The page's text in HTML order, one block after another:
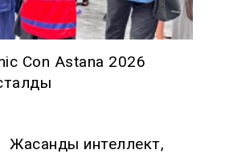
Con Astana 2026
Жасанды интеллект,